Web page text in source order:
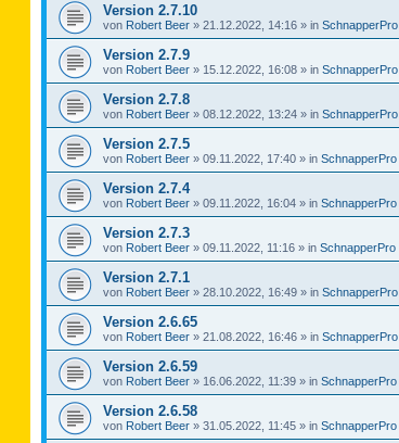
Version 2.7.10
von Robert Beer » 21.12.2022, 14:16 » in SchnapperPro
Version 2.7.9
von Robert Beer » 15.12.2022, 16:08 » in SchnapperPro
Version 2.7.8
von Robert Beer » 08.12.2022, 13:24 » in SchnapperPro
Version 2.7.5
von Robert Beer » 09.11.2022, 17:40 » in SchnapperPro
Version 2.7.4
von Robert Beer » 09.11.2022, 16:04 » in SchnapperPro
Version 2.7.3
von Robert Beer » 09.11.2022, 11:16 » in SchnapperPro
Version 2.7.1
von Robert Beer » 28.10.2022, 16:49 » in SchnapperPro
Version 2.6.65
von Robert Beer » 21.08.2022, 16:46 » in SchnapperPro
Version 2.6.59
von Robert Beer » 16.06.2022, 11:39 » in SchnapperPro
Version 2.6.58
von Robert Beer » 31.05.2022, 11:45 » in SchnapperPro